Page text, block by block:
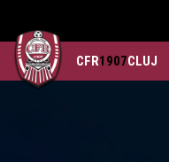
CFR1907CLUJ